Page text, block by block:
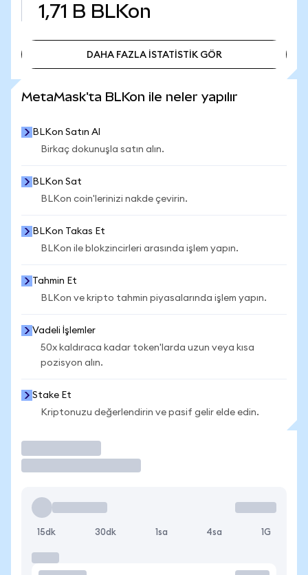
1,71 B BLKon
DAHA FAZLA İSTATİSTİK GÖR
MetaMask'ta BLKon ile neler yapılır
BLKon Satın Al
Birkaç dokunuşla satın alın.
BLKon Sat
BLKon coin'lerinizi nakde çevirin.
BLKon Takas Et
BLKon ile blokzincirleri arasında işlem yapın.
Tahmin Et
BLKon ve kripto tahmin piyasalarında işlem yapın.
Vadeli İşlemler
50x kaldıraca kadar token'larda uzun veya kısa
pozisyon alın.
Stake Et
Kriptonuzu değerlendirin ve pasif gelir elde edin.
15dk 30dk 1sa 4sa 1G